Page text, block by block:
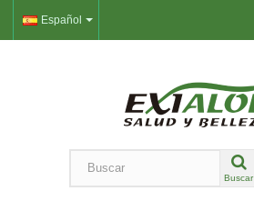
Español
Buscar